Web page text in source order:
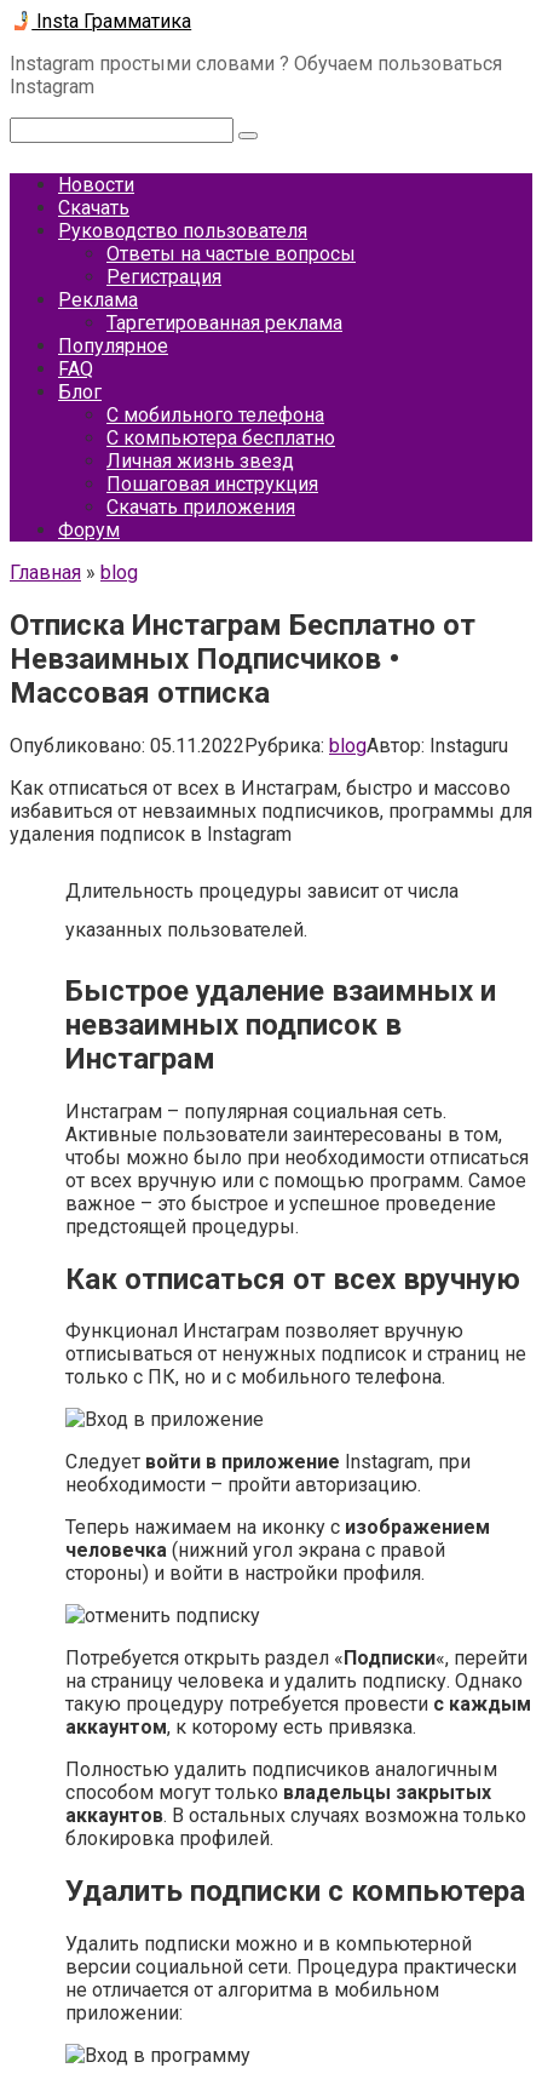
Перейти
контенту
Insta Грамматика
Instagram простыми словами ? Обучаем пользоваться
Instagram
Новости
Скачать
Руководство пользователя
Ответы на частые вопросы
Регистрация
Реклама
Таргетированная реклама
Популярное
FAQ
Блог
С мобильного телефона
С компьютера бесплатно
Личная жизнь звезд
Пошаговая инструкция
Скачать приложения
Форум
Главная » blog
Отписка Инстаграм Бесплатно от
Невзаимных Подписчиков •
Массовая отписка
Опубликовано: 05.11.2022Рубрика: blogАвтор: Instaguru
Как отписаться от всех в Инстаграм, быстро и массово
избавиться от невзаимных подписчиков, программы для
удаления подписок в Instagram
Длительность процедуры зависит от числа
указанных пользователей.
Быстрое удаление взаимных и
невзаимных подписок в
Инстаграм
Инстаграм – популярная социальная сеть.
Активные пользователи заинтересованы в том,
чтобы можно было при необходимости отписаться
от всех вручную или с помощью программ. Самое
важное – это быстрое и успешное проведение
предстоящей процедуры.
Как отписаться от всех вручную
Функционал Инстаграм позволяет вручную
отписываться от ненужных подписок и страниц не
только с ПК, но и с мобильного телефона.
Следует войти в приложение Instagram, при
необходимости – пройти авторизацию.
Теперь нажимаем на иконку с изображением
человечка (нижний угол экрана с правой
стороны) и войти в настройки профиля.
Потребуется открыть раздел « Подписки«, перейти
на страницу человека и удалить подписку. Однако
такую процедуру потребуется провести с каждым
аккаунтом, к которому есть привязка.
Полностью удалить подписчиков аналогичным
способом могут только владельцы закрытых
аккаунтов. В остальных случаях возможна только
блокировка профилей.
Удалить подписки с компьютера
Удалить подписки можно и в компьютерной
версии социальной сети. Процедура практически
не отличается от алгоритма в мобильном
приложении: